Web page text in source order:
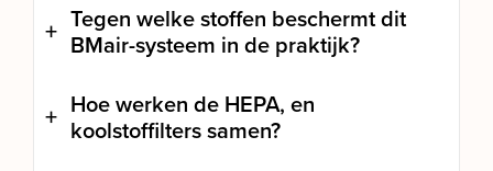
Tegen welke stoffen beschermt dit
BMair-systeem in de praktijk?
Hoe werken de HEPA, en
koolstoffilters samen?